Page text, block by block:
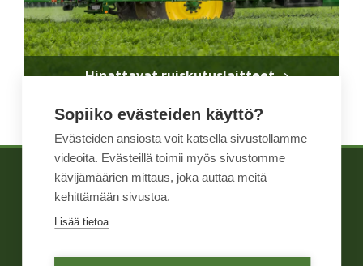
Hinattavat ruiskutuslaitteet
TIETOA MEISTÄ
TUOTTEET
Sopiiko evästeiden käyttö?
Evästeiden ansiosta voit katsella sivustollamme
videoita. Evästeillä toimii myös sivustomme
kävijämäärien mittaus, joka auttaa meitä
kehittämään sivustoa.
Lisää tietoa